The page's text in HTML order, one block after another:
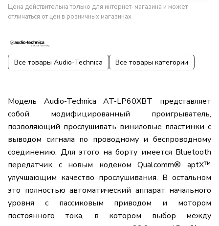
Цена действительна только для интернет-магазина и может
отличаться от цен в розничных магазинах
Все товары Audio-Technica Все товары категории
Модель Audio-Technica AT-LP60XBT представляет
собой модифицированный проигрыватель,
позволяющий прослушивать виниловые пластинки с
выводом сигнала по проводному и беспроводному
соединению. Для этого на борту имеется Bluetooth
передатчик с новым кодеком Qualcomm® aptX™
улучшающим качество прослушивания. В остальном
это полностью автоматический аппарат начального
уровня с пассиковым приводом и мотором
постоянного тока, в котором выбор между